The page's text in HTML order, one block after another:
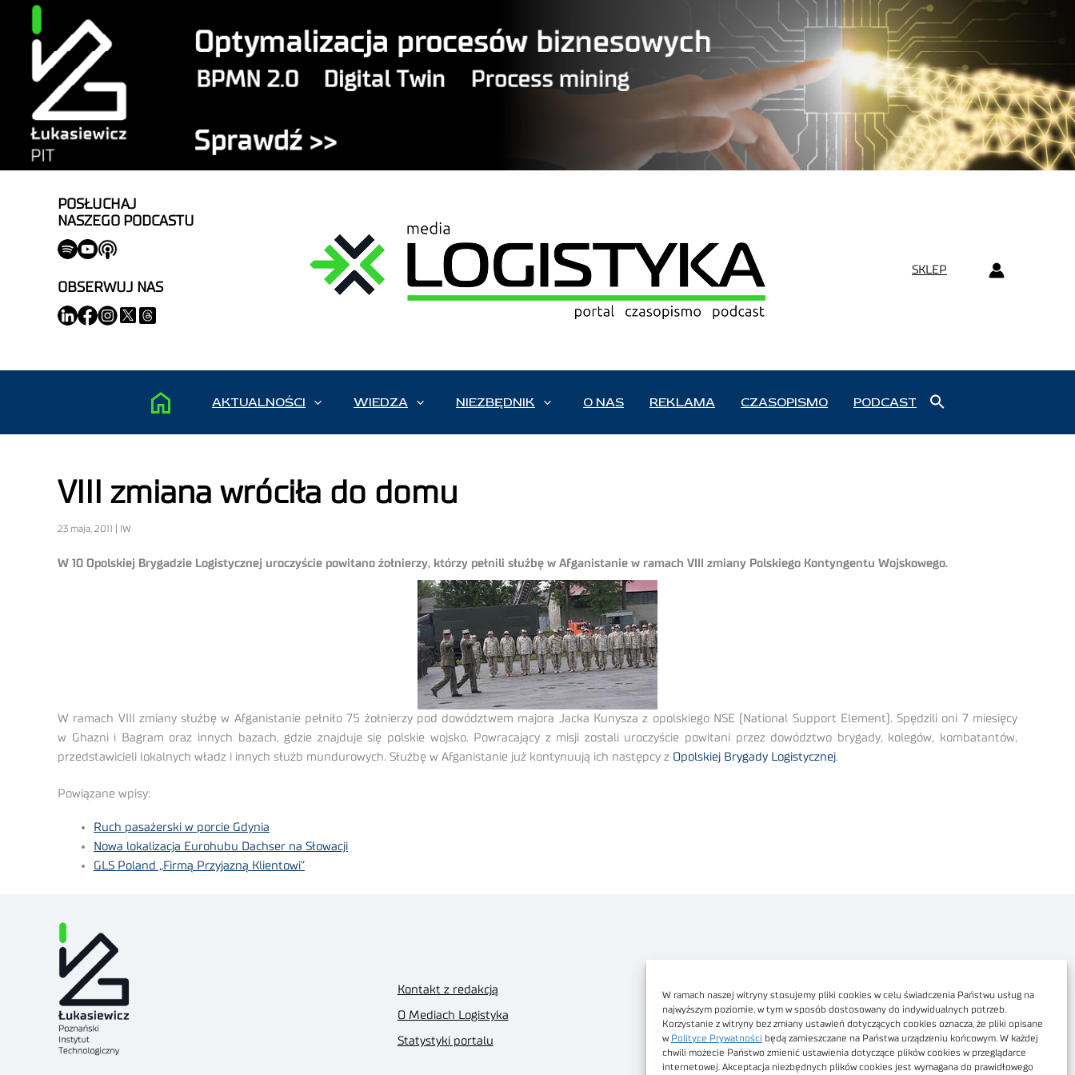
W ramach naszej witryny stosujemy pliki cookies w celu świadczenia Państwu usług na
najwyższym poziomie, w tym w sposób dostosowany do indywidualnych potrzeb.
Korzystanie z witryny bez zmiany ustawień dotyczących cookies oznacza, że pliki opisane
w Polityce Prywatności będą zamieszczane na Państwa urządzeniu końcowym. W każdej
chwili możecie Państwo zmienić ustawienia dotyczące plików cookies w przeglądarce
internetowej. Akceptacja niezbędnych plików cookies jest wymagana do prawidłowego
POSŁUCHAJ
NASZEGO PODCASTU
OBSERWUJ NAS
SKLEP
AKTUALNOŚCI WIEDZA NIEZBĘDNIK O NAS REKLAMA CZASOPISMO PODCAST
VIII zmiana wróciła do domu
23 maja, 2011 | IW
W 10 Opolskiej Brygadzie Logistycznej uroczyście powitano żołnierzy, którzy pełnili służbę w Afganistanie w ramach VIII zmiany Polskiego Kontyngentu Wojskowego.
W ramach VIII zmiany służbę w Afganistanie pełniło 75 żołnierzy pod dowództwem majora Jacka Kunysza z opolskiego NSE (National Support Element). Spędzili oni 7 miesięcy
w Ghazni i Bagram oraz innych bazach, gdzie znajduje się polskie wojsko. Powracający z misji zostali uroczyście powitani przez dowództwo brygady, kolegów, kombatantów,
przedstawicieli lokalnych władz i innych służb mundurowych. Służbę w Afganistanie już kontynuują ich następcy z Opolskiej Brygady Logistycznej.
Powiązane wpisy:
Ruch pasażerski w porcie Gdynia
Nowa lokalizacja Eurohubu Dachser na Słowacji
GLS Poland „Firmą Przyjazną Klientowi”
Kontakt z redakcją
O Mediach Logistyka
Statystyki portalu
Dostępność cyfrowa
Regulamin Portalu
Regulamin sklepu